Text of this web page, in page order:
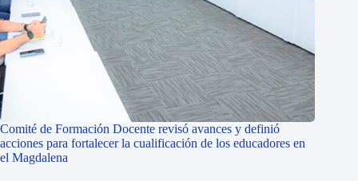
Comité de Formación Docente revisó avances y definió
acciones para fortalecer la cualificación de los educadores en
el Magdalena